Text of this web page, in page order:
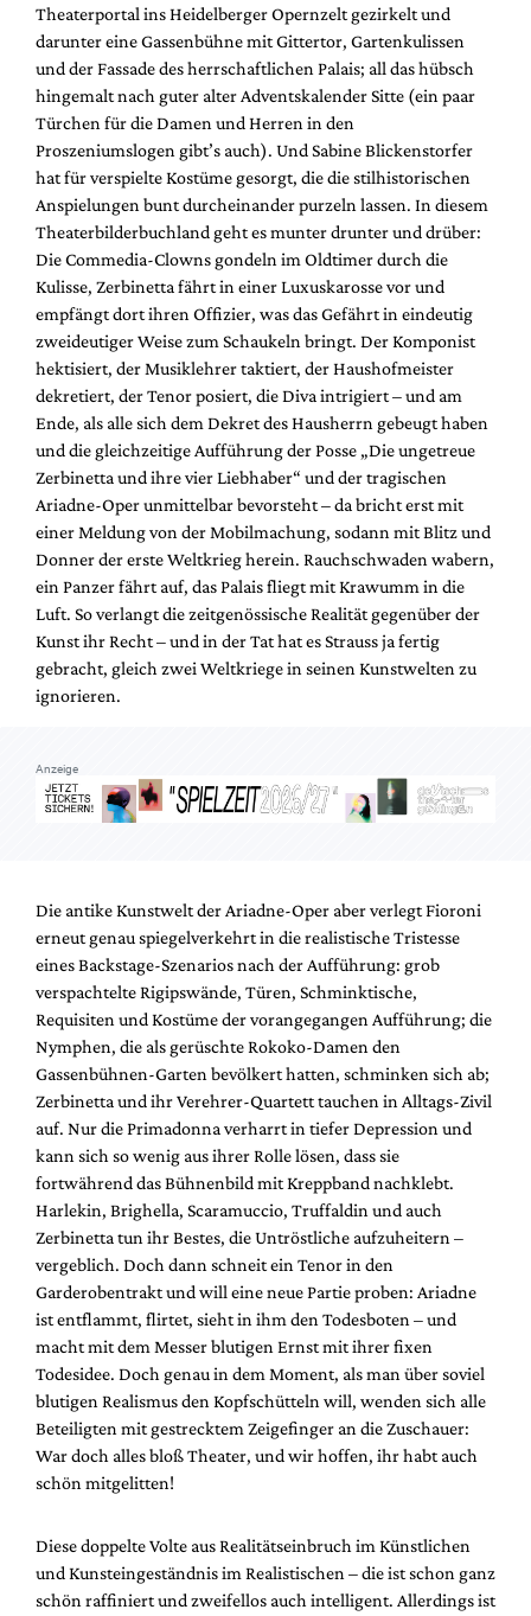
Theaterportal ins Heidelberger Opernzelt gezirkelt und
darunter eine Gassenbühne mit Gittertor, Gartenkulissen
und der Fassade des herrschaftlichen Palais; all das hübsch
hingemalt nach guter alter Adventskalender Sitte (ein paar
Türchen für die Damen und Herren in den
Proszeniumslogen gibt’s auch). Und Sabine Blickenstorfer
hat für verspielte Kostüme gesorgt, die die stilhistorischen
Anspielungen bunt durcheinander purzeln lassen. In diesem
Theaterbilderbuchland geht es munter drunter und drüber:
Die Commedia-Clowns gondeln im Oldtimer durch die
Kulisse, Zerbinetta fährt in einer Luxuskarosse vor und
empfängt dort ihren Offizier, was das Gefährt in eindeutig
zweideutiger Weise zum Schaukeln bringt. Der Komponist
hektisiert, der Musiklehrer taktiert, der Haushofmeister
dekretiert, der Tenor posiert, die Diva intrigiert – und am
Ende, als alle sich dem Dekret des Hausherrn gebeugt haben
und die gleichzeitige Aufführung der Posse „Die ungetreue
Zerbinetta und ihre vier Liebhaber“ und der tragischen
Ariadne-Oper unmittelbar bevorsteht – da bricht erst mit
einer Meldung von der Mobilmachung, sodann mit Blitz und
Donner der erste Weltkrieg herein. Rauchschwaden wabern,
ein Panzer fährt auf, das Palais fliegt mit Krawumm in die
Luft. So verlangt die zeitgenössische Realität gegenüber der
Kunst ihr Recht – und in der Tat hat es Strauss ja fertig
gebracht, gleich zwei Weltkriege in seinen Kunstwelten zu
ignorieren.
Anzeige
Die antike Kunstwelt der Ariadne-Oper aber verlegt Fioroni
erneut genau spiegelverkehrt in die realistische Tristesse
eines Backstage-Szenarios nach der Aufführung: grob
verspachtelte Rigipswände, Türen, Schminktische,
Requisiten und Kostüme der vorangegangen Aufführung; die
Nymphen, die als gerüschte Rokoko-Damen den
Gassenbühnen-Garten bevölkert hatten, schminken sich ab;
Zerbinetta und ihr Verehrer-Quartett tauchen in Alltags-Zivil
auf. Nur die Primadonna verharrt in tiefer Depression und
kann sich so wenig aus ihrer Rolle lösen, dass sie
fortwährend das Bühnenbild mit Kreppband nachklebt.
Harlekin, Brighella, Scaramuccio, Truffaldin und auch
Zerbinetta tun ihr Bestes, die Untröstliche aufzuheitern –
vergeblich. Doch dann schneit ein Tenor in den
Garderobentrakt und will eine neue Partie proben: Ariadne
ist entflammt, flirtet, sieht in ihm den Todesboten – und
macht mit dem Messer blutigen Ernst mit ihrer fixen
Todesidee. Doch genau in dem Moment, als man über soviel
blutigen Realismus den Kopfschütteln will, wenden sich alle
Beteiligten mit gestrecktem Zeigefinger an die Zuschauer:
War doch alles bloß Theater, und wir hoffen, ihr habt auch
schön mitgelitten!
Diese doppelte Volte aus Realitätseinbruch im Künstlichen
und Kunsteingeständnis im Realistischen – die ist schon ganz
schön raffiniert und zweifellos auch intelligent. Allerdings ist